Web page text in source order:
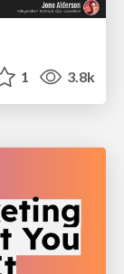
1 3.8k